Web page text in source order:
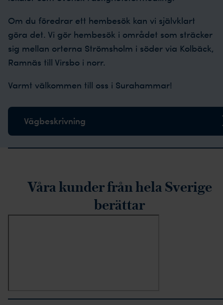
Om du föredrar ett hembesök kan vi självklart
göra det. Vi gör hembesök i området som sträcker
sig mellan orterna Strömsholm i söder via Kolbäck,
Ramnäs till Virsbo i norr.
Varmt välkommen till oss i Surahammar!
Vägbeskrivning
recensioner
Våra kunder från hela Sverige
berättar